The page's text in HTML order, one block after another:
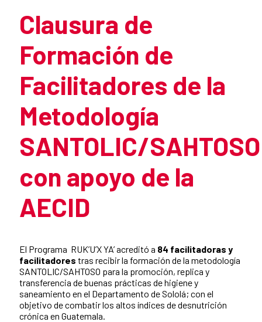
Clausura de
Formación de
Facilitadores de la
Metodología
SANTOLIC/SAHTOSO
con apoyo de la
AECID
El Programa RUK’U’X YA’ acreditó a 84 facilitadoras y
facilitadores tras recibir la formación de la metodología
SANTOLIC/SAHTOSO para la promoción, replica y
transferencia de buenas prácticas de higiene y
saneamiento en el Departamento de Sololá; con el
objetivo de combatir los altos índices de desnutrición
crónica en Guatemala.